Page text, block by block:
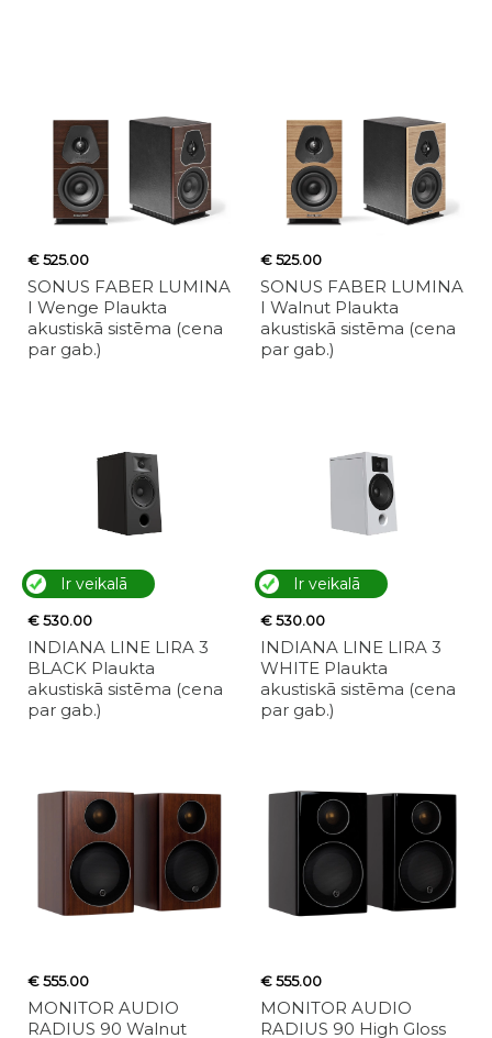
€ 525.00
SONUS FABER LUMINA
I Wenge Plaukta
akustiskā sistēma (cena
par gab.)
€ 525.00
SONUS FABER LUMINA
I Walnut Plaukta
akustiskā sistēma (cena
par gab.)
Ir veikalā
€ 530.00
INDIANA LINE LIRA 3
BLACK Plaukta
akustiskā sistēma (cena
par gab.)
Ir veikalā
€ 530.00
INDIANA LINE LIRA 3
WHITE Plaukta
akustiskā sistēma (cena
par gab.)
€ 555.00
MONITOR AUDIO
RADIUS 90 Walnut
€ 555.00
MONITOR AUDIO
RADIUS 90 High Gloss